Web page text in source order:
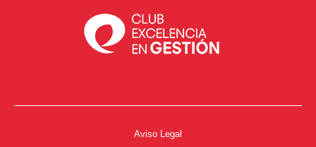
Aviso Legal